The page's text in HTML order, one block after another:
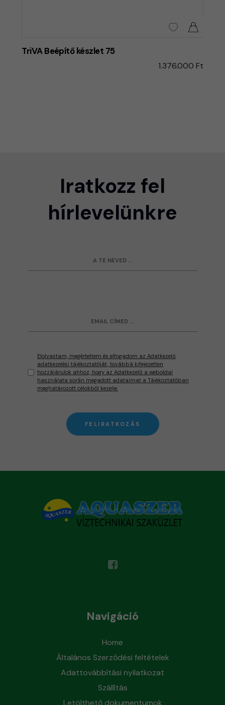
TriVA Beépítő készlet 75
1.376.000 Ft
Iratkozz fel
hírlevelünkre
Elolvastam, megértettem és elfogadom az Adatkezelő
adatkezelési tájékoztatóját, továbbá kifejezetten
hozzájárulok ahhoz, hogy az Adatkezelő a weboldal
használata során megadott adataimat a Tájékoztatóban
meghatározott célokból kezelje.
FELIRATKOZÁS
Navigáció
Home
Általános Szerződési feltételek
Adattovábbítási nyilatkozat
Szállítás